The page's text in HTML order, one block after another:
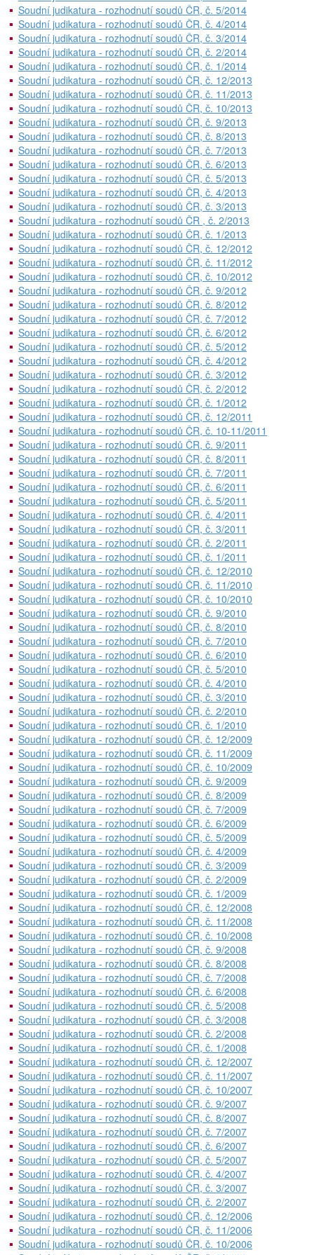
Soudní judikatura - rozhodnutí soudů ČR, č. 5/2014
Soudní judikatura - rozhodnutí soudů ČR, č. 4/2014
Soudní judikatura - rozhodnutí soudů ČR, č. 3/2014
Soudní judikatura - rozhodnutí soudů ČR, č. 2/2014
Soudní judikatura - rozhodnutí soudů ČR, č. 1/2014
Soudní judikatura - rozhodnutí soudů ČR, č. 12/2013
Soudní judikatura - rozhodnutí soudů ČR, č. 11/2013
Soudní judikatura - rozhodnutí soudů ČR, č. 10/2013
Soudní judikatura - rozhodnutí soudů ČR, č. 9/2013
Soudní judikatura - rozhodnutí soudů ČR, č. 8/2013
Soudní judikatura - rozhodnutí soudů ČR, č. 7/2013
Soudní judikatura - rozhodnutí soudů ČR, č. 6/2013
Soudní judikatura - rozhodnutí soudů ČR, č. 5/2013
Soudní judikatura - rozhodnutí soudů ČR, č. 4/2013
Soudní judikatura - rozhodnutí soudů ČR, č. 3/2013
Soudní judikatura - rozhodnutí soudů ČR , č. 2/2013
Soudní judikatura - rozhodnutí soudů ČR, č. 1/2013
Soudní judikatura - rozhodnutí soudů ČR, č. 12/2012
Soudní judikatura - rozhodnutí soudů ČR, č. 11/2012
Soudní judikatura - rozhodnutí soudů ČR, č. 10/2012
Soudní judikatura - rozhodnutí soudů ČR, č. 9/2012
Soudní judikatura - rozhodnutí soudů ČR, č. 8/2012
Soudní judikatura - rozhodnutí soudů ČR, č. 7/2012
Soudní judikatura - rozhodnutí soudů ČR, č. 6/2012
Soudní judikatura - rozhodnutí soudů ČR, č. 5/2012
Soudní judikatura - rozhodnutí soudů ČR, č. 4/2012
Soudní judikatura - rozhodnutí soudů ČR, č. 3/2012
Soudní judikatura - rozhodnutí soudů ČR, č. 2/2012
Soudní judikatura - rozhodnutí soudů ČR, č. 1/2012
Soudní judikatura - rozhodnutí soudů ČR, č. 12/2011
Soudní judikatura - rozhodnutí soudů ČR, č. 10-11/2011
Soudní judikatura - rozhodnutí soudů ČR, č. 9/2011
Soudní judikatura - rozhodnutí soudů ČR, č. 8/2011
Soudní judikatura - rozhodnutí soudů ČR, č. 7/2011
Soudní judikatura - rozhodnutí soudů ČR, č. 6/2011
Soudní judikatura - rozhodnutí soudů ČR, č. 5/2011
Soudní judikatura - rozhodnutí soudů ČR, č. 4/2011
Soudní judikatura - rozhodnutí soudů ČR, č. 3/2011
Soudní judikatura - rozhodnutí soudů ČR, č. 2/2011
Soudní judikatura - rozhodnutí soudů ČR, č. 1/2011
Soudní judikatura - rozhodnutí soudů ČR, č. 12/2010
Soudní judikatura - rozhodnutí soudů ČR, č. 11/2010
Soudní judikatura - rozhodnutí soudů ČR, č. 10/2010
Soudní judikatura - rozhodnutí soudů ČR, č. 9/2010
Soudní judikatura - rozhodnutí soudů ČR, č. 8/2010
Soudní judikatura - rozhodnutí soudů ČR, č. 7/2010
Soudní judikatura - rozhodnutí soudů ČR, č. 6/2010
Soudní judikatura - rozhodnutí soudů ČR, č. 5/2010
Soudní judikatura - rozhodnutí soudů ČR, č. 4/2010
Soudní judikatura - rozhodnutí soudů ČR, č. 3/2010
Soudní judikatura - rozhodnutí soudů ČR, č. 2/2010
Soudní judikatura - rozhodnutí soudů ČR, č. 1/2010
Soudní judikatura - rozhodnutí soudů ČR, č. 12/2009
Soudní judikatura - rozhodnutí soudů ČR, č. 11/2009
Soudní judikatura - rozhodnutí soudů ČR, č. 10/2009
Soudní judikatura - rozhodnutí soudů ČR, č. 9/2009
Soudní judikatura - rozhodnutí soudů ČR, č. 8/2009
Soudní judikatura - rozhodnutí soudů ČR, č. 7/2009
Soudní judikatura - rozhodnutí soudů ČR, č. 6/2009
Soudní judikatura - rozhodnutí soudů ČR, č. 5/2009
Soudní judikatura - rozhodnutí soudů ČR, č. 4/2009
Soudní judikatura - rozhodnutí soudů ČR, č. 3/2009
Soudní judikatura - rozhodnutí soudů ČR, č. 2/2009
Soudní judikatura - rozhodnutí soudů ČR, č. 1/2009
Soudní judikatura - rozhodnutí soudů ČR, č. 12/2008
Soudní judikatura - rozhodnutí soudů ČR, č. 11/2008
Soudní judikatura - rozhodnutí soudů ČR, č. 10/2008
Soudní judikatura - rozhodnutí soudů ČR, č. 9/2008
Soudní judikatura - rozhodnutí soudů ČR, č. 8/2008
Soudní judikatura - rozhodnutí soudů ČR, č. 7/2008
Soudní judikatura - rozhodnutí soudů ČR, č. 6/2008
Soudní judikatura - rozhodnutí soudů ČR, č. 5/2008
Soudní judikatura - rozhodnutí soudů ČR, č. 3/2008
Soudní judikatura - rozhodnutí soudů ČR, č. 2/2008
Soudní judikatura - rozhodnutí soudů ČR, č. 1/2008
Soudní judikatura - rozhodnutí soudů ČR, č. 12/2007
Soudní judikatura - rozhodnutí soudů ČR, č. 11/2007
Soudní judikatura - rozhodnutí soudů ČR, č. 10/2007
Soudní judikatura - rozhodnutí soudů ČR, č. 9/2007
Soudní judikatura - rozhodnutí soudů ČR, č. 8/2007
Soudní judikatura - rozhodnutí soudů ČR, č. 7/2007
Soudní judikatura - rozhodnutí soudů ČR, č. 6/2007
Soudní judikatura - rozhodnutí soudů ČR, č. 5/2007
Soudní judikatura - rozhodnutí soudů ČR, č. 4/2007
Soudní judikatura - rozhodnutí soudů ČR, č. 3/2007
Soudní judikatura - rozhodnutí soudů ČR, č. 2/2007
Soudní judikatura - rozhodnutí soudů ČR, č. 12/2006
Soudní judikatura - rozhodnutí soudů ČR, č. 11/2006
Soudní judikatura - rozhodnutí soudů ČR, č. 10/2006